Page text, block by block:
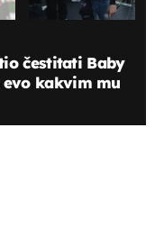
čestitati Baby
evo kakvim mu